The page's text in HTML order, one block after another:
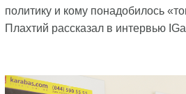
политику и кому понадобилось
Плахтий рассказал в интервью